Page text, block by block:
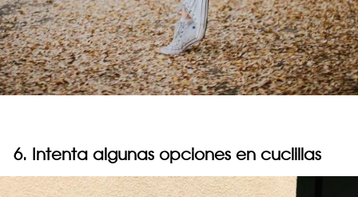
6. Intenta algunas opciones en cuclillas